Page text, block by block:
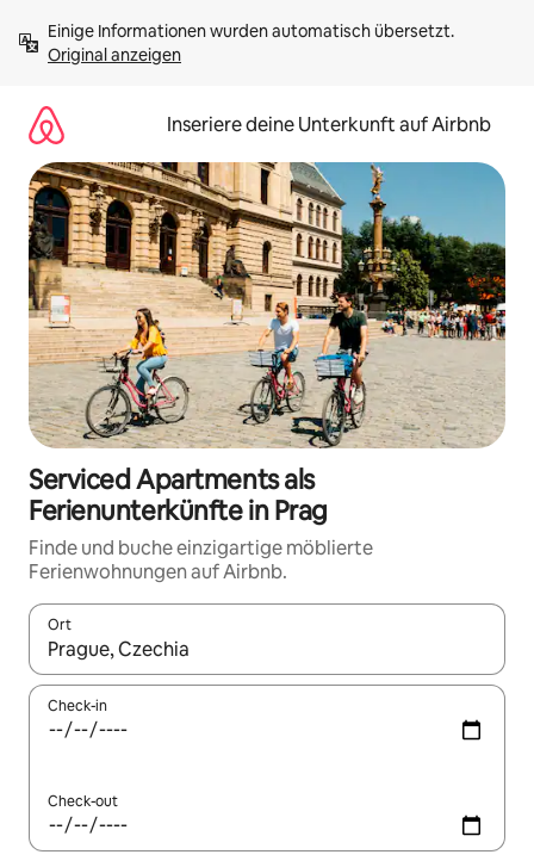
Inhalten
springenOriginal anzeigen
Inseriere deine Unterkunft auf Airbnb
Serviced Apartments als
Ferienunterkünfte in Prag
Finde und buche einzigartige möblierte
Ferienwohnungen auf Airbnb.
Ort
Wenn Ergebnisse verfügbar sind, navigiere mit den
Check-in
Check-out